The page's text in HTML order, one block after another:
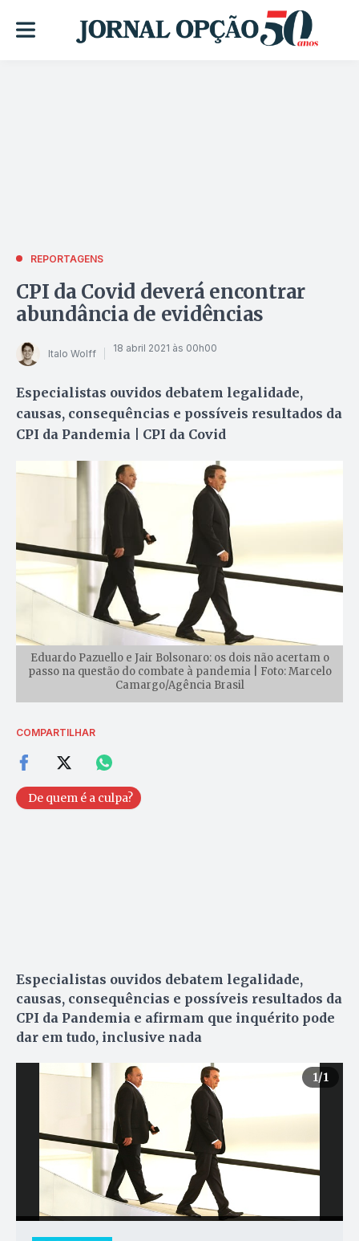
REPORTAGENS
CPI da Covid deverá encontrar
abundância de evidências
Italo Wolff 18 abril 2021 às 00h00
Especialistas ouvidos debatem legalidade,
causas, consequências e possíveis resultados da
CPI da Pandemia | CPI da Covid
Eduardo Pazuello e Jair Bolsonaro: os dois não acertam o
passo na questão do combate à pandemia | Foto: Marcelo
Camargo/Agência Brasil
COMPARTILHAR
De quem é a culpa?
Especialistas ouvidos debatem legalidade,
causas, consequências e possíveis resultados da
CPI da Pandemia e afirmam que inquérito pode
dar em tudo, inclusive nada
1/1